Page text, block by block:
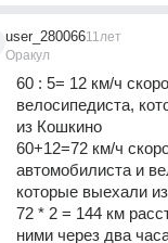
user_280066
Оракул
11лет
60 : 5= 12 км/ч
велосипедиста,
из Кошкино
60+12=72 км/ч
автомобилиста и
которые выехали
72 * 2 = 144 км
ними через два